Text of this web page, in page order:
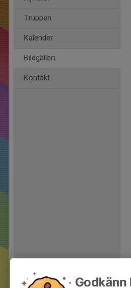
Truppen
Kalender
Bildgalleri
Kontakt
Godkänn